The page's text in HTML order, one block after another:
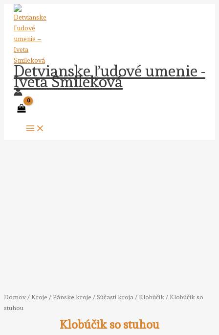
Preskočiť
obsah
Detvianske ľudové umenie -
Iveta Smileková
Domov / Kroje / Pánske kroje / Súčasti kroja / Klobúčik / Klobúčik so
stuhou
Klobúčik so stuhou